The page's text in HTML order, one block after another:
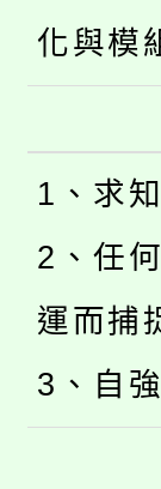
化與模
1、求
2、任
運而捕
3、自